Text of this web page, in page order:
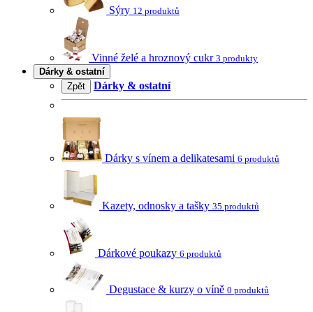
Sýry 12 produktů
Vinné želé a hroznový cukr 3 produkty
Dárky & ostatní
Zpět
Dárky & ostatní
Dárky s vínem a delikatesami 6 produktů
Kazety, odnosky a tašky 35 produktů
Dárkové poukazy 6 produktů
Degustace & kurzy o víně 0 produktů